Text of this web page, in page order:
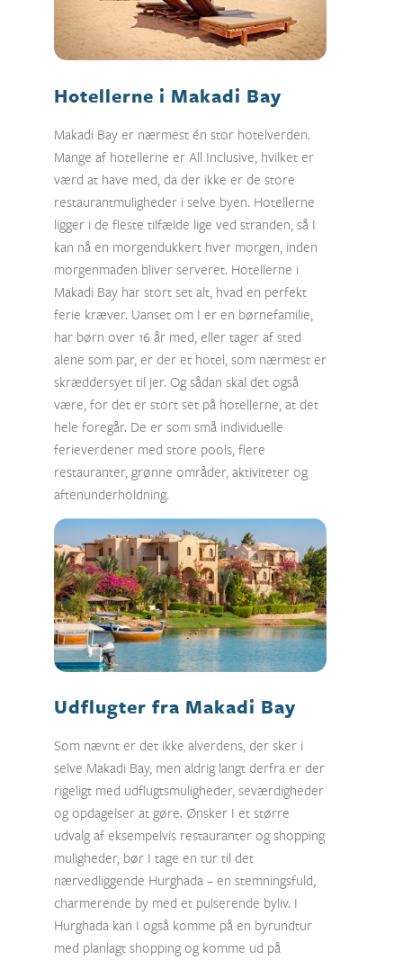
Hotellerne i Makadi Bay
Makadi Bay er nærmest én stor hotelverden.
Mange af hotellerne er All Inclusive, hvilket er
værd at have med, da der ikke er de store
restaurantmuligheder i selve byen. Hotellerne
ligger i de fleste tilfælde lige ved stranden, så I
kan nå en morgendukkert hver morgen, inden
morgenmaden bliver serveret. Hotellerne i
Makadi Bay har stort set alt, hvad en perfekt
ferie kræver. Uanset om I er en børnefamilie,
har børn over 16 år med, eller tager af sted
alene som par, er der et hotel, som nærmest er
skræddersyet til jer. Og sådan skal det også
være, for det er stort set på hotellerne, at det
hele foregår. De er som små individuelle
ferieverdener med store pools, flere
restauranter, grønne områder, aktiviteter og
aftenunderholdning.
Udflugter fra Makadi Bay
Som nævnt er det ikke alverdens, der sker i
selve Makadi Bay, men aldrig langt derfra er der
rigeligt med udflugtsmuligheder, seværdigheder
og opdagelser at gøre. Ønsker I et større
udvalg af eksempelvis restauranter og shopping
muligheder, bør I tage en tur til det
nærvedliggende Hurghada – en stemningsfuld,
charmerende by med et pulserende byliv. I
Hurghada kan I også komme på en byrundtur
med planlagt shopping og komme ud på